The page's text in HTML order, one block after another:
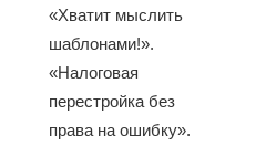
«Хватит мыслить
шаблонами!».
«Налоговая
перестройка без
права на ошибку».